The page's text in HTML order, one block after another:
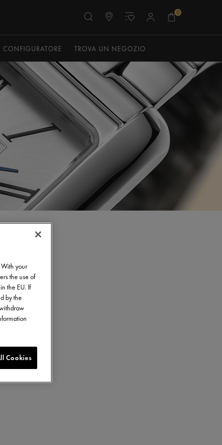
0
CONFIGURATORE TROVA UN NEGOZIO
your
the use of
the EU. If
by the
Cookies